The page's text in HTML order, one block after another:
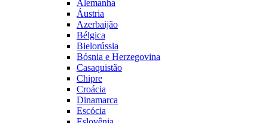
Alemanha
Áustria
Azerbaijão
Bélgica
Bielorússia
Bósnia e Herzegovina
Casaquistão
Chipre
Croácia
Dinamarca
Escócia